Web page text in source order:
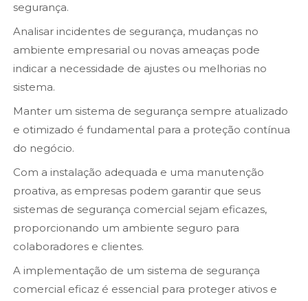
segurança.
Analisar incidentes de segurança, mudanças no
ambiente empresarial ou novas ameaças pode
indicar a necessidade de ajustes ou melhorias no
sistema.
Manter um sistema de segurança sempre atualizado
e otimizado é fundamental para a proteção contínua
do negócio.
Com a instalação adequada e uma manutenção
proativa, as empresas podem garantir que seus
sistemas de segurança comercial sejam eficazes,
proporcionando um ambiente seguro para
colaboradores e clientes.
A implementação de um sistema de segurança
comercial eficaz é essencial para proteger ativos e